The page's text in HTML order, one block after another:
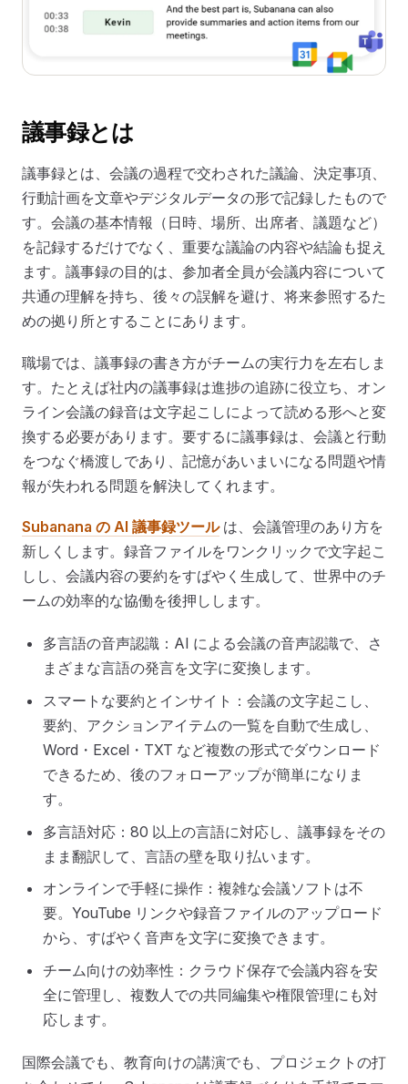
議事録とは
議事録とは、会議の過程で交わされた議論、決定事項、
行動計画を文章やデジタルデータの形で記録したもので
す。会議の基本情報（日時、場所、出席者、議題など）
を記録するだけでなく、重要な議論の内容や結論も捉え
ます。議事録の目的は、参加者全員が会議内容について
共通の理解を持ち、後々の誤解を避け、将来参照するた
めの拠り所とすることにあります。
職場では、議事録の書き方がチームの実行力を左右しま
す。たとえば社内の議事録は進捗の追跡に役立ち、オン
ライン会議の録音は文字起こしによって読める形へと変
換する必要があります。要するに議事録は、会議と行動
をつなぐ橋渡しであり、記憶があいまいになる問題や情
報が失われる問題を解決してくれます。
Subanana の AI 議事録ツールは、会議管理のあり方を
新しくします。録音ファイルをワンクリックで文字起こ
しし、会議内容の要約をすばやく生成して、世界中のチ
ームの効率的な協働を後押しします。
多言語の音声認識：AI による会議の音声認識で、さ
まざまな言語の発言を文字に変換します。
スマートな要約とインサイト：会議の文字起こし、
要約、アクションアイテムの一覧を自動で生成し、
Word・Excel・TXT など複数の形式でダウンロード
できるため、後のフォローアップが簡単になりま
す。
多言語対応：80 以上の言語に対応し、議事録をその
まま翻訳して、言語の壁を取り払います。
オンラインで手軽に操作：複雑な会議ソフトは不
要。YouTube リンクや録音ファイルのアップロード
から、すばやく音声を文字に変換できます。
チーム向けの効率性：クラウド保存で会議内容を安
全に管理し、複数人での共同編集や権限管理にも対
応します。
国際会議でも、教育向けの講演でも、プロジェクトの打